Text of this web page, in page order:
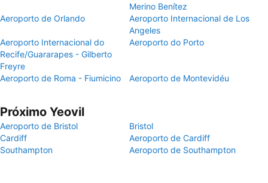
Merino Benítez
Aeroporto de Orlando
Aeroporto Internacional de Los
Angeles
Aeroporto Internacional do
Recife/Guararapes - Gilberto
Freyre
Aeroporto do Porto
Aeroporto de Roma - Fiumicino Aeroporto de Montevidéu
Próximo Yeovil
Aeroporto de Bristol
Bristol
Cardiff
Aeroporto de Cardiff
Southampton
Aeroporto de Southampton